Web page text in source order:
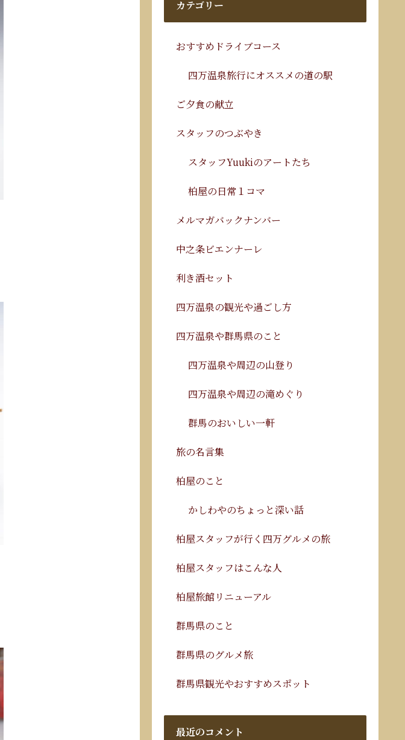
カテゴリー
おすすめドライブコース
四万温泉旅行にオススメの道の駅
ご夕食の献立
スタッフのつぶやき
スタッフYuukiのアートたち
柏屋の日常１コマ
メルマガバックナンバー
中之条ビエンナーレ
利き酒セット
四万温泉の観光や過ごし方
四万温泉や群馬県のこと
四万温泉や周辺の山登り
四万温泉や周辺の滝めぐり
群馬のおいしい一軒
旅の名言集
柏屋のこと
かしわやのちょっと深い話
柏屋スタッフが行く四万グルメの旅
柏屋スタッフはこんな人
柏屋旅館リニューアル
群馬県のこと
群馬県のグルメ旅
群馬県観光やおすすめスポット
最近のコメント